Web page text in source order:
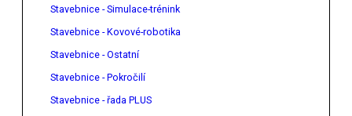
Stavebnice - Simulace-trénink
Stavebnice - Kovové-robotika
Stavebnice - Ostatní
Stavebnice - Pokročilí
Stavebnice - řada PLUS